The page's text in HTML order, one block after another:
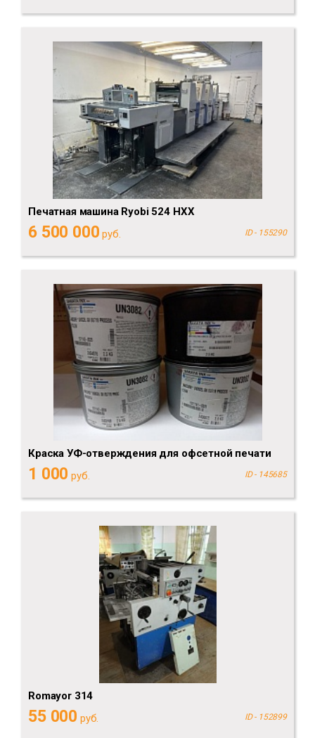
Печатная машина Ryobi 524 HXX
6 500 000 руб. ID - 155290
Краска УФ-отверждения для офсетной печати
1 000 руб. ID - 145685
Romayor 314
55 000 руб. ID - 152899